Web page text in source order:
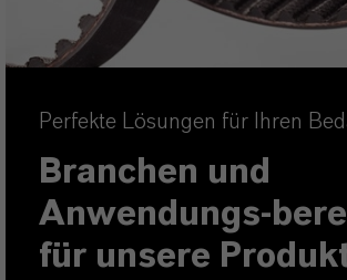
Perfekte Lösungen für Ihren
Branchen und
Anwendungs-
für unsere